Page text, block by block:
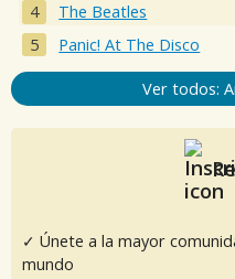
The Beatles
Panic! At The Disco
Ver todos:
✓ Únete a la mayor
mundo